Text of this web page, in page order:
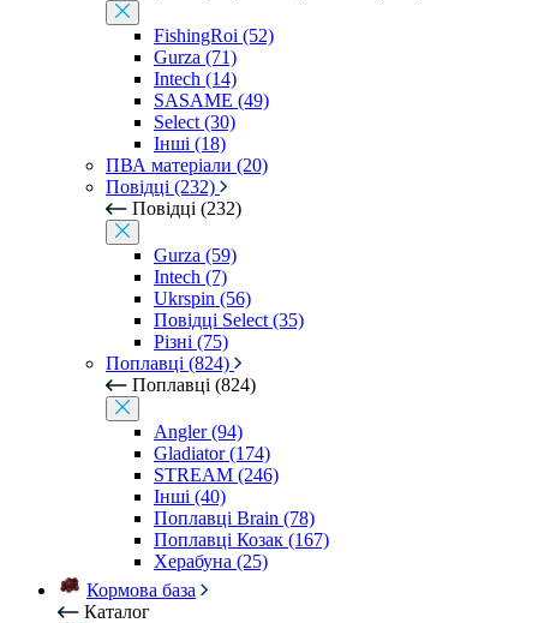
FishingRoi (52)
Gurza (71)
Intech (14)
SASAME (49)
Select (30)
Інші (18)
ПВА матеріали (20)
Повідці (232)
Повідці (232)
Gurza (59)
Intech (7)
Ukrspin (56)
Повідці Select (35)
Різні (75)
Поплавці (824)
Поплавці (824)
Angler (94)
Gladiator (174)
STREAM (246)
Інші (40)
Поплавці Brain (78)
Поплавці Козак (167)
Херабуна (25)
Кормова база
Каталог